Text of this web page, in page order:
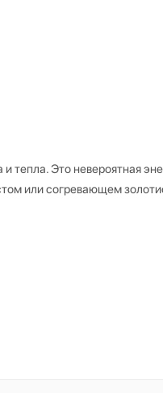
тепла. Это невероятная
или согревающем